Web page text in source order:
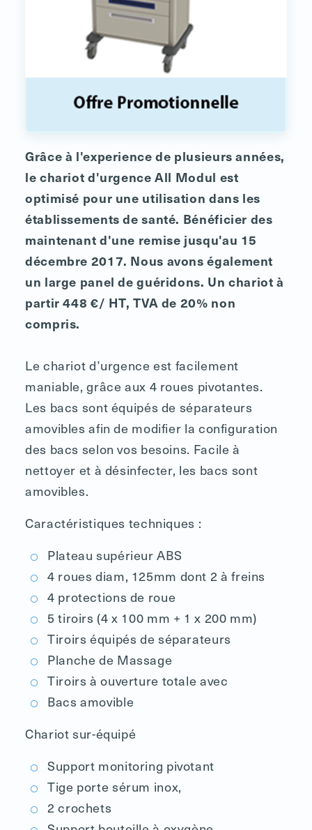
Grâce à l'experience de plusieurs années,
le chariot d'urgence All Modul est
optimisé pour une utilisation dans les
établissements de santé. Bénéficier des
maintenant d'une remise jusqu'au 15
décembre 2017. Nous avons également
un large panel de guéridons. Un chariot à
partir 448 €/ HT, TVA de 20% non
compris.
Le chariot d’urgence est facilement
maniable, grâce aux 4 roues pivotantes.
Les bacs sont équipés de séparateurs
amovibles afin de modifier la configuration
des bacs selon vos besoins. Facile à
nettoyer et à désinfecter, les bacs sont
amovibles.
Caractéristiques techniques :
Plateau supérieur ABS
4 roues diam, 125mm dont 2 à freins
4 protections de roue
5 tiroirs (4 x 100 mm + 1 x 200 mm)
Tiroirs équipés de séparateurs
Planche de Massage
Tiroirs à ouverture totale avec
Bacs amovible
Chariot sur-équipé
Support monitoring pivotant
Tige porte sérum inox,
2 crochets